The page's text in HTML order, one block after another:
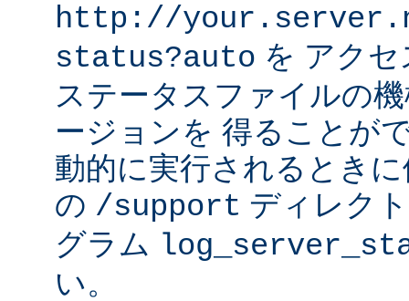
http://
status?auto を アク
ステータスファイルの
ージョンを 得ることが
動的に実行されるとき
の /support ディレク
グラム
い。